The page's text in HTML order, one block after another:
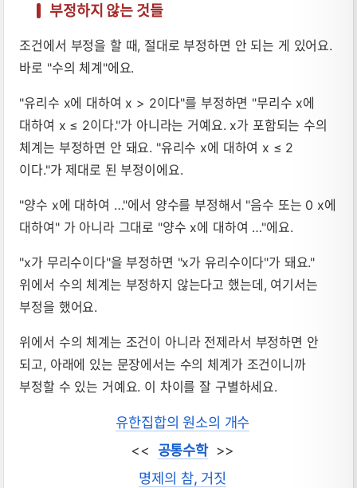
부정하지 않는 것들
조건에서 부정을 할 때, 절대로 부정하면 안 되는 게 있어요.
바로 "수의 체계"에요.
"유리수 x에 대하여 x > 2이다"를 부정하면 "무리수 x에
대하여 x ≤ 2이다."가 아니라는 거예요. x가 포함되는 수의
체계는 부정하면 안 돼요. "유리수 x에 대하여 x ≤ 2
이다."가 제대로 된 부정이에요.
"양수 x에 대하여 …"에서 양수를 부정해서 "음수 또는 0 x에
대하여" 가 아니라 그대로 "양수 x에 대하여 …"에요.
"x가 무리수이다"을 부정하면 "x가 유리수이다"가 돼요."
위에서 수의 체계는 부정하지 않는다고 했는데, 여기서는
부정을 했어요.
위에서 수의 체계는 조건이 아니라 전제라서 부정하면 안
되고, 아래에 있는 문장에서는 수의 체계가 조건이니까
부정할 수 있는 거예요. 이 차이를 잘 구별하세요.
유한집합의 원소의 개수
<< 공통수학>>
명제의 참, 거짓